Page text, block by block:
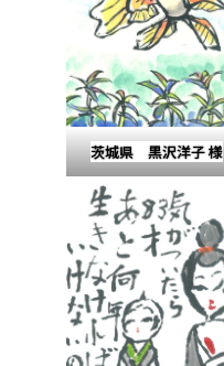
茨城県 黒沢洋子 様